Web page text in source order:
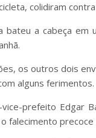
colidiram contra
bateu a cabeça
os outros dois
alguns ferimentos.
prefeito Edgar
falecimento precoce